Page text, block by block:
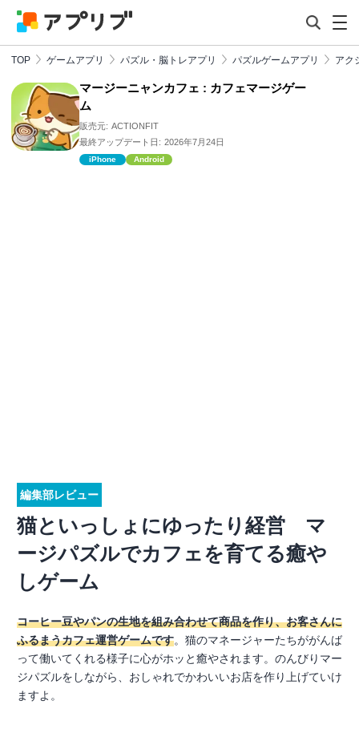
TOP ゲームアプリ パズル・脳トレアプリ パズルゲームアプリ アク
マージーニャンカフェ : カフェマージゲー
ム
販売元: ACTIONFIT
最終アップデート日: 2026年7月24日
iPhone Android
編集部レビュー
猫といっしょにゆったり経営 マ
ージパズルでカフェを育てる癒や
しゲーム
コーヒー豆やパンの生地を組み合わせて商品を作り、お客さんに
ふるまうカフェ運営ゲームです。猫のマネージャーたちががんば
って働いてくれる様子に心がホッと癒やされます。のんびりマー
ジパズルをしながら、おしゃれでかわいいお店を作り上げていけ
ますよ。